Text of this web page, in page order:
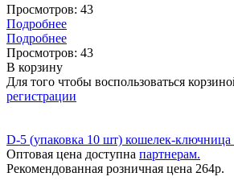
Просмотров: 43
Подробнее
Подробнее
Просмотров: 43
В корзину
Для того чтобы воспользоваться
регистрации
D-5 (упаковка 10 шт) кошелек-ключница
Оптовая цена доступна партнерам.
Рекомендованная розничная цена 264р.